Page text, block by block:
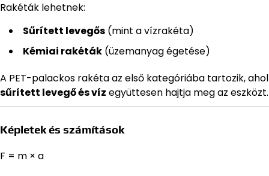
Rakéták lehetnek:
Sűrített levegős (mint a vízrakéta)
Kémiai rakéták (üzemanyag égetése)
A PET-palackos rakéta az első kategóriába tartozik, ahol
sűrített levegő és víz együttesen hajtja meg az eszközt.
Képletek és számítások
F = m × a